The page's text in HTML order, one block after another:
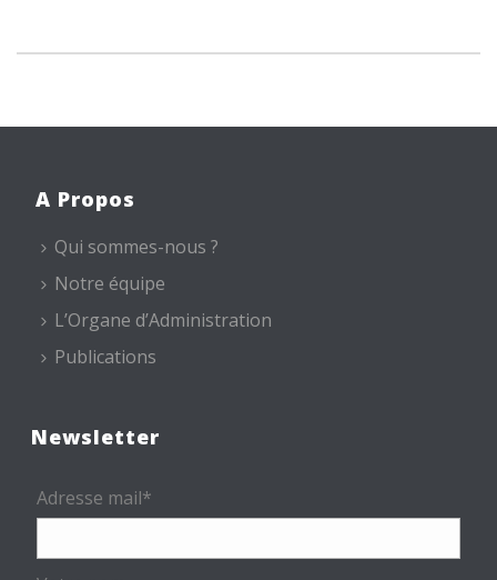
A Propos
Qui sommes-nous ?
Notre équipe
L’Organe d’Administration
Publications
Newsletter
Adresse mail*